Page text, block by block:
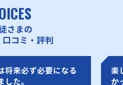
さまの
コミ・評判
将来必ず必要になる
た。
楽
か